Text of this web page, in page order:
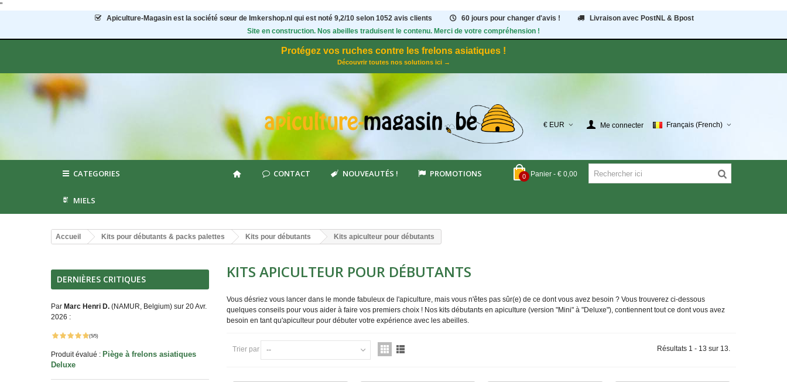
"
Apiculture-Magasin est la société sœur de Imkershop.nl qui est noté 9,2/10 selon 1052avis clients 60 jours pour changer d'avis !
Livraison avec PostNL & Bpost
Site en construction. Nos abeilles traduisent le contenu. Merci de votre compréhension !
Protégez vos ruches contre les frelons asiatiques !
Découvrir toutes nos solutions ici →
€ EUR Me connecter Français (French)
0 Panier - € 0,00
CATEGORIES CONTACT NOUVEAUTÉS ! PROMOTIONS
MIELS
Accueil Kits pour débutants & packs palettes Kits pour débutants Kits apiculteur pour débutants
DERNIÈRES CRITIQUES
Par Marc Henri D. (NAMUR, Belgium) sur 20 Avr.
2026 :
(5/5)
Produit évalué : Piège à frelons asiatiques
Deluxe
KITS APICULTEUR POUR DÉBUTANTS
Vous désriez vous lancer dans le monde fabuleux de l'apiculture, mais vous n'êtes pas sûr(e) de ce dont vous avez besoin ? Vous trouverez ci-dessous
quelques conseils pour vous aider à faire vos premiers choix ! Nos kits débutants en apiculture (version "Mini" à "Deluxe"), contiennent tout ce dont vous avez
besoin en tant qu'apiculteur pour débuter votre expérience avec les abeilles.
Trier par -- Résultats 1 - 13 sur 13.